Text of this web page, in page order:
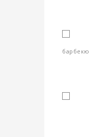
барбекю